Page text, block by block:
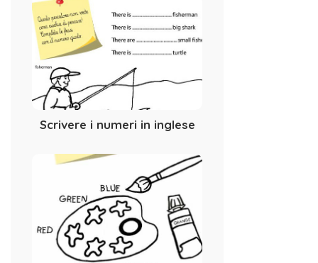
Scrivere i numeri in inglese